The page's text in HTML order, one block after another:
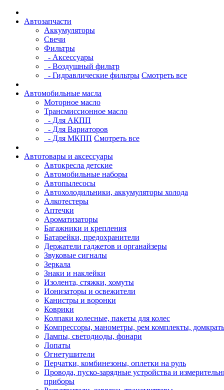
Автозапчасти
Аккумуляторы
Свечи
Фильтры
- Аксессуары
- Воздушный фильтр
- Гидравлические фильтры Смотреть все
Автомобильные масла
Моторное масло
Трансмиссионное масло
- Для АКПП
- Для Вариаторов
- Для МКПП Смотреть все
Автотовары и аксессуары
Автокресла детские
Автомобильные наборы
Автопылесосы
Автохолодильники, аккумуляторы холода
Алкотестеры
Аптечки
Ароматизаторы
Багажники и крепления
Батарейки, предохранители
Держатели гаджетов и органайзеры
Звуковые сигналы
Зеркала
Знаки и наклейки
Изолента, стяжки, хомуты
Ионизаторы и освежители
Канистры и воронки
Коврики
Колпаки колесные, пакеты для колес
Компрессоры, манометры, рем комплекты,
Лампы, светодиоды, фонари
Лопаты
Огнетушители
Перчатки, комбинезоны, оплетки на руль
Провода, пуско-зарядные устройства и
приборы